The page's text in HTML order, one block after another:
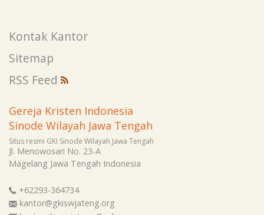
Kontak Kantor
Sitemap
RSS Feed
Gereja Kristen Indonesia
Sinode Wilayah Jawa Tengah
Situs resmi GKI Sinode Wilayah Jawa Tengah
Jl. Menowosari No. 23-A
Magelang Jawa Tengah Indonesia
+62293-364734
kantor@gkiswjateng.org